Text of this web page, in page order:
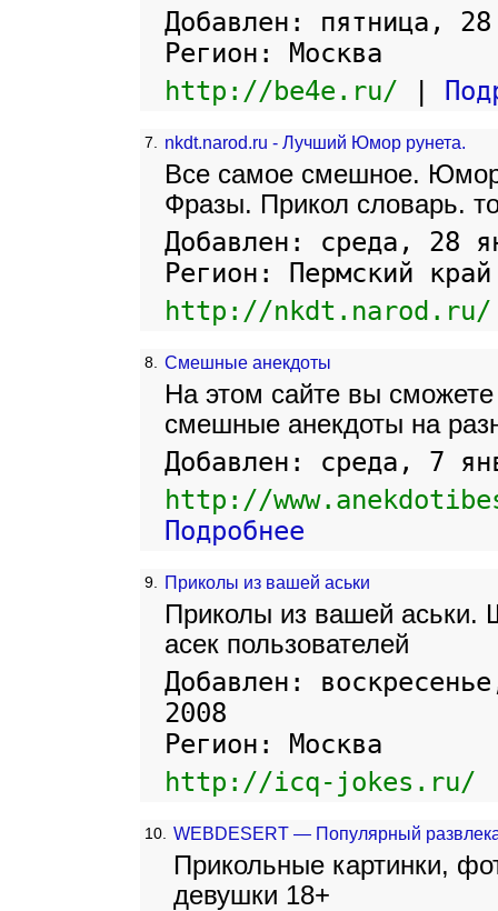
Добавлен: пятница,
Регион: Москва
http://be4e.ru/
7. nkdt.narod.ru - Лучший Юмор рунета.
Все самое смешное.
Фразы. Прикол словарь.
Добавлен: среда, 28
Регион: Пермский край
http://nkdt.narod.ru/
8. Смешные анекдоты
На этом сайте вы
смешные анекдоты на
Добавлен: среда, 7
http://
Подробнее
9. Приколы из вашей аськи
Приколы из вашей аськи.
асек пользователей
Добавлен:
2008
Регион: Москва
http://icq-jokes.ru/
10. WEBDESERT — Популярный
Прикольные картинки,
девушки 18+